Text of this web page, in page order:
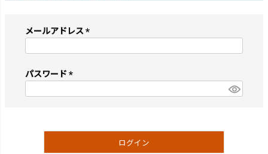
メールアドレス
須)
パスワード
須)
ログイン